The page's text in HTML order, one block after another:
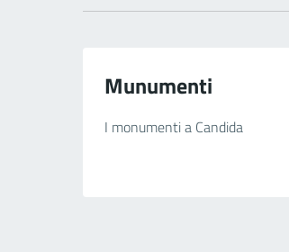
Munumenti
I monumenti a Candida